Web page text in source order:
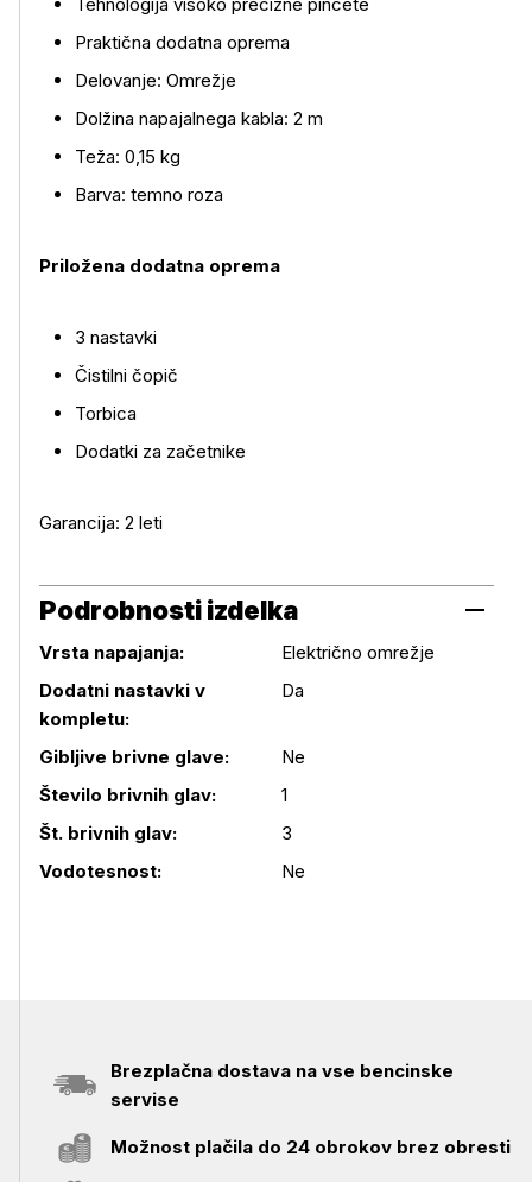
Praktična dodatna oprema
Delovanje: Omrežje
Dolžina napajalnega kabla: 2 m
Teža: 0,15 kg
Barva: temno roza
Priložena dodatna oprema
3 nastavki
Čistilni čopič
Torbica
Dodatki za začetnike
Garancija: 2 leti
Podrobnosti izdelka
Podrobnosti izdelka
Vrsta napajanja:
Električno omrežje
Dodatni nastavki v
kompletu:
Da
Gibljive brivne glave:
Ne
Število brivnih glav:
1
Št. brivnih glav:
3
Vodotesnost:
Ne
Brezplačna dostava na vse bencinske
servise
Možnost plačila do 24 obrokov brez obresti